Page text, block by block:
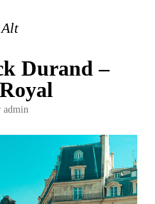
Alt
Durand –
admin